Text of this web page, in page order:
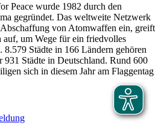
Peace wurde 1982 durch den
gegründet. Das weltweite Netzwerk
von Atomwaffen ein, greift
auf, um Wege für ein friedvolles
Städte in 166 Ländern gehören
931 Städte in Deutschland. Rund 600
sich in diesem Jahr am Flaggentag